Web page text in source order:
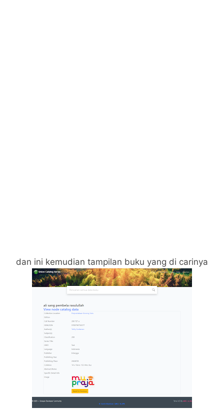
dan ini kemudian tampilan buku yang di carinya